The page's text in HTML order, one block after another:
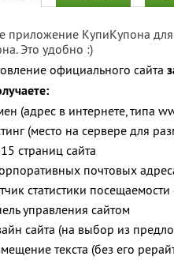
приложение КупиКупона для
Это удобно :)
официального сайта
(адрес в интернете, типа
(место на сервере для
страниц сайта
почтовых
статистики
управления сайтом
сайта (на выбор из
текста (без его